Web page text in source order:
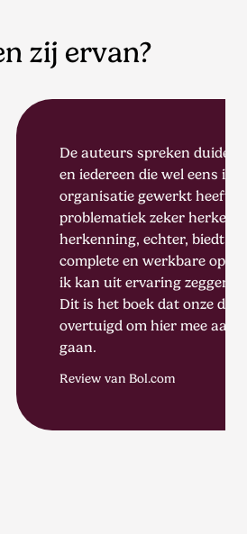
zij ervan?
spreken duidelijk uit ervaring,
die wel eens in een
gewerkt heeft, zal de
zeker herkennen. Meer dan
echter, biedt het een
en werkbare oplossing aan, en
uit ervaring zeggen dat het werkt.
boek dat onze directeur heeft
om hier mee aan de slag te
van Bol.com